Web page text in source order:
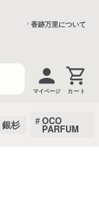
香跡万里について
マイページ
銀杉 OCO
PARFUM